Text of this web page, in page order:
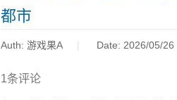
都市
Auth: 游戏果A Date: 2026/05/26
1条评论